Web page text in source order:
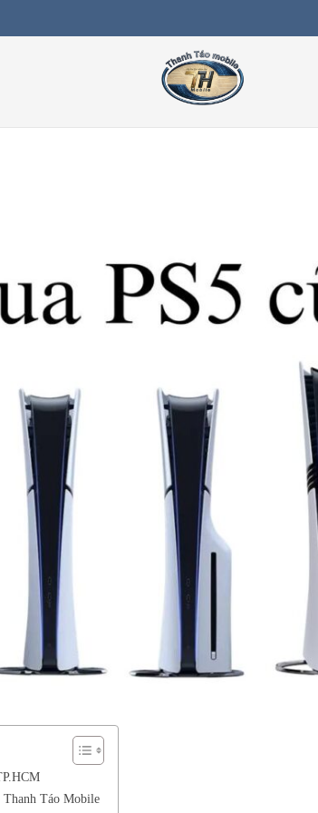
Thanh Táo Mobile